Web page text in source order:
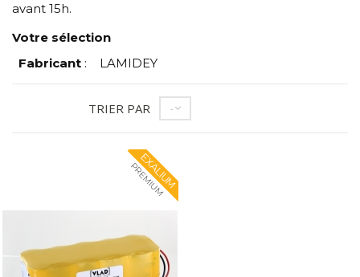
avant 15h.
Votre sélection
Fabricant : LAMIDEY
TRIER PAR --
EXALIUM
PREMIUM